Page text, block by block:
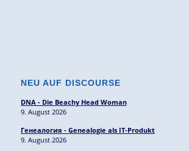
NEU AUF DISCOURSE
DNA - Die Beachy Head Woman
9. August 2026
Генеалогия - Genealogie als IT-Produkt
9. August 2026